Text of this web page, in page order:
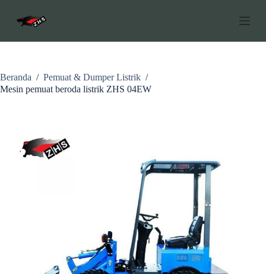
c
k
e
Beranda / Pemuat & Dumper Listrik /
Mesin pemuat beroda listrik ZHS 04EW